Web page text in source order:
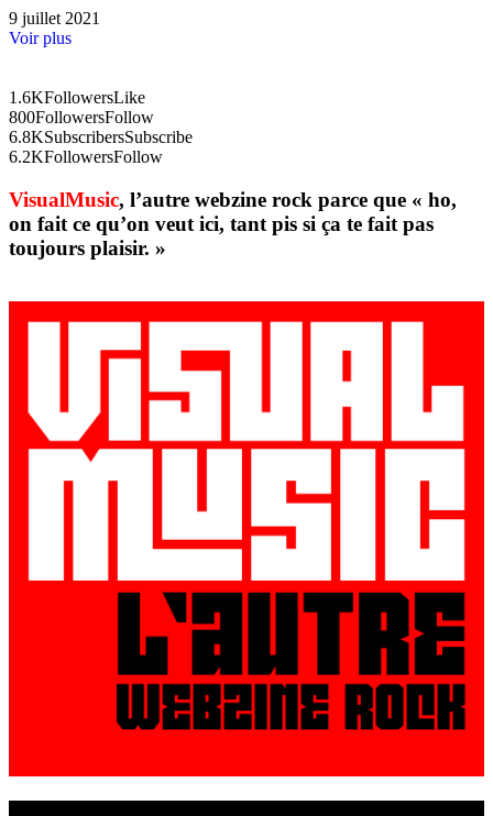
9 juillet 2021
Voir plus
1.6KFollowersLike
800FollowersFollow
6.8KSubscribersSubscribe
6.2KFollowersFollow
VisualMusic, l’autre webzine rock parce que « ho,
on fait ce qu’on veut ici, tant pis si ça te fait pas
toujours plaisir. »